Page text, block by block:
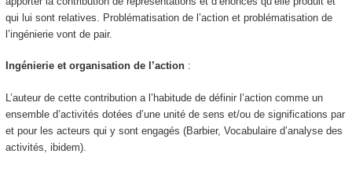
qui lui sont relatives. Problématisation de l’action et problématisation de
l’ingénierie vont de pair.
Ingénierie et organisation de l’action:
L’auteur de cette contribution a l’habitude de définir l’action comme un
ensemble d’activités dotées d’une unité de sens et/ou de significations par
et pour les acteurs qui y sont engagés (Barbier, Vocabulaire d’analyse des
activités, ibidem).